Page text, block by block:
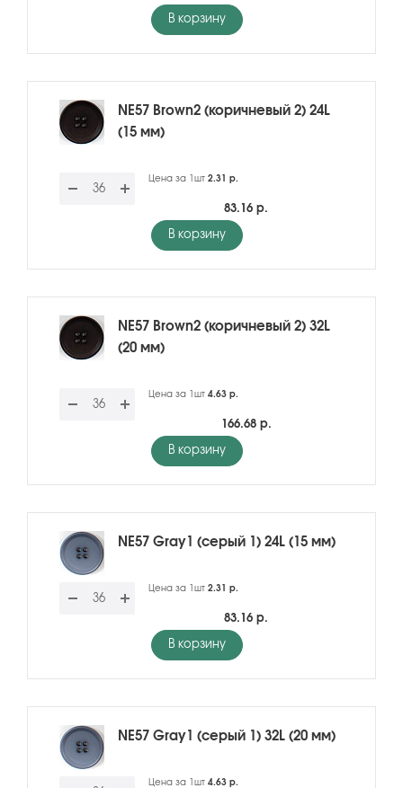
В корзину
NE57 Brown2 (коричневый 2) 24L
(15 мм)
Цена за 1шт 2.31 р.
83.16 р.
В корзину
NE57 Brown2 (коричневый 2) 32L
(20 мм)
Цена за 1шт 4.63 р.
166.68 р.
В корзину
NE57 Gray1 (серый 1) 24L (15 мм)
Цена за 1шт 2.31 р.
83.16 р.
В корзину
NE57 Gray1 (серый 1) 32L (20 мм)
Цена за 1шт 4.63 р.